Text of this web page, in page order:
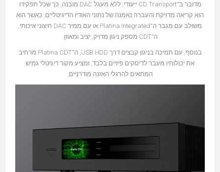
מדובר ב־CD Transport ייעודי, ללא מעגל DAC מובנה, כך שכל תפקידו
הוא קריאה מדויקת והעברה נאמנה של נתוני האודיו הדיגיטליים. כאשר הוא
משולב עם מגבר ה־Platina Integrated או עם ממיר DAC חיצוני איכותי,
ה־CDT מספק ניגון מדויק, יציב ומאוזן.
בנוסף, עם תמיכה בניגון קבצים דרך USB HDD, ה־Platina CDT מרחיב
את יכולותיו מעבר לדיסקים פיזיים בלבד, ומציע מקור דיגיטלי גמיש
המתאים להרגלי האזנה מודרניים.